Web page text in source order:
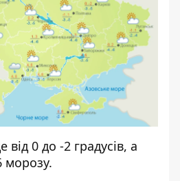
від 0 до -2 градусів, а
морозу.